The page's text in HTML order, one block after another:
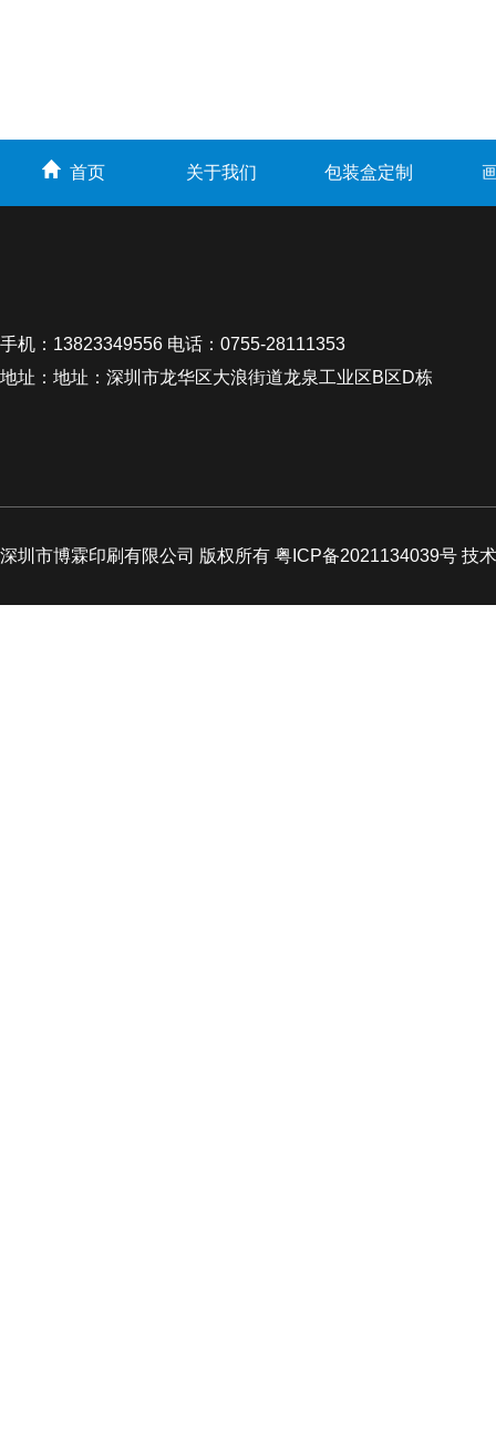
首页 关于我们 包装盒定制
手机：13823349556 电话：0755-28111353
地址：地址：深圳市龙华区大浪街道龙泉工业区B区D栋
深圳市博霖印刷有限公司 版权所有 粤ICP备2021134039号 技